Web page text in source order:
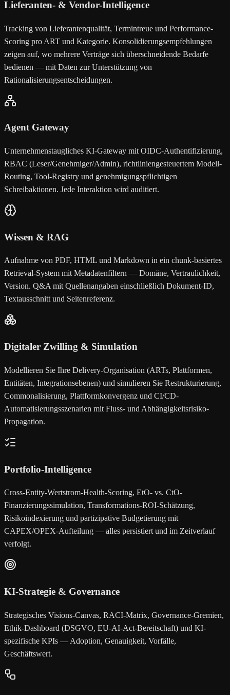
Lieferanten- & Vendor-Intelligence
Tracking von Lieferantenqualität, Termintreue und Performance-
Scoring pro ART und Kategorie. Konsolidierungsempfehlungen
zeigen auf, wo mehrere Verträge sich überschneidende Bedarfe
bedienen — mit Daten zur Unterstützung von
Rationalisierungsentscheidungen.
Agent Gateway
Unternehmenstaugliches KI-Gateway mit OIDC-Authentifizierung,
RBAC (Leser/Genehmiger/Admin), richtliniengesteuertem Modell-
Routing, Tool-Registry und genehmigungspflichtigen
Schreibaktionen. Jede Interaktion wird auditiert.
Wissen & RAG
Aufnahme von PDF, HTML und Markdown in ein chunk-basiertes
Retrieval-System mit Metadatenfiltern — Domäne, Vertraulichkeit,
Version. Q&A mit Quellenangaben einschließlich Dokument-ID,
Textausschnitt und Seitenreferenz.
Digitaler Zwilling & Simulation
Modellieren Sie Ihre Delivery-Organisation (ARTs, Plattformen,
Entitäten, Integrationsebenen) und simulieren Sie Restrukturierung,
Commonalisierung, Plattformkonvergenz und CI/CD-
Automatisierungsszenarien mit Fluss- und Abhängigkeitsrisiko-
Propagation.
Portfolio-Intelligence
Cross-Entity-Wertstrom-Health-Scoring, EtO- vs. CtO-
Finanzierungssimulation, Transformations-ROI-Schätzung,
Risikoindexierung und partizipative Budgetierung mit
CAPEX/OPEX-Aufteilung — alles persistiert und im Zeitverlauf
verfolgt.
KI-Strategie & Governance
Strategisches Visions-Canvas, RACI-Matrix, Governance-Gremien,
Ethik-Dashboard (DSGVO, EU-AI-Act-Bereitschaft) und KI-
spezifische KPIs — Adoption, Genauigkeit, Vorfälle,
Geschäftswert.